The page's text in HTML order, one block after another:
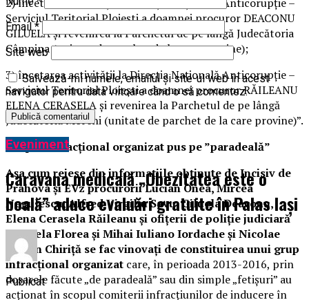
Serviciul Teritorial Ploieşti a doamnei procuror DEACONU
GILUELA şi revenirea la Parchetul de pe lângă Judecătoria
Câmpina (unitate de parchet de la care provine);
3) încetarea activităţii la Direcţia Naţională Anticorupţie –
Serviciul Teritorial Ploieşti a doamnei procuror RĂILEANU
ELENA CERASELA şi revenirea la Parchetul de pe lângă
Judecătoria Moreni (unitate de parchet de la care provine)”.
Grupul infracțional organizat pus pe ”paradeală”
Așa cum reiese din informațiile obținute de Incisiv de
Prahova și EVz procurorii Lucian Onea, Mircea
Negulescu, Alfred Virgiliu Savu, Giluela Deaconu,
Elena Cerasela Răileanu și ofițerii de poliție judiciară
Gabriela Florea și Mihai Iuliano Iordache și Nicolae
Adrian Chiriță se fac vinovați de constituirea unui grup
infracțional organizat care, în perioada 2013-2016, prin
dosarele făcute „de paradeală” sau din simple „fetișuri” au
acționat în scopul comiterii infracțiunilor de inducere în
Email*
Site web
Salvează-mi numele, emailul și site-ul web în acest
navigator pentru data viitoare când o să comentez.
Eveniment
Caravana medicală „Obezitatea este o
boală” aduce evaluări gratuite în Palas Iași
Publicat